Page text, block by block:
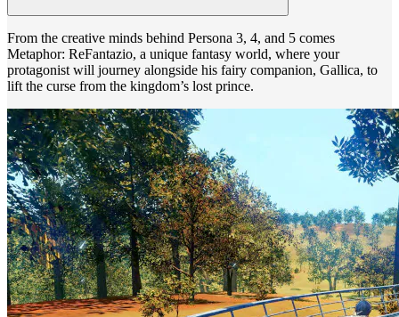
From the creative minds behind Persona 3, 4, and 5 comes
Metaphor: ReFantazio, a unique fantasy world, where your
protagonist will journey alongside his fairy companion, Gallica, to
lift the curse from the kingdom’s lost prince.